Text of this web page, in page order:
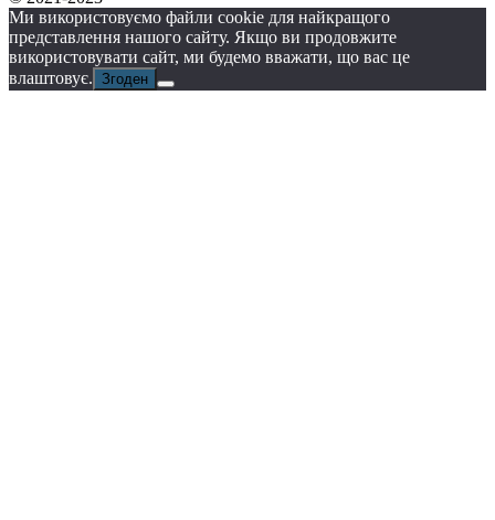
Ми використовуємо файли cookie для найкращого
представлення нашого сайту. Якщо ви продовжите
використовувати сайт, ми будемо вважати, що вас це
влаштовує. Згоден